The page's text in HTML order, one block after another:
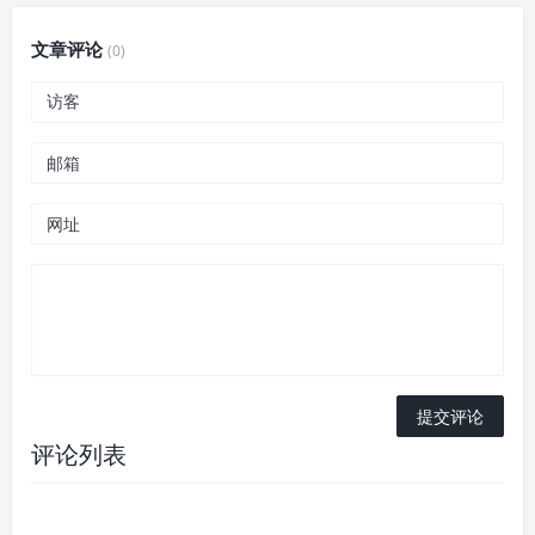
文章评论(0)
评论列表